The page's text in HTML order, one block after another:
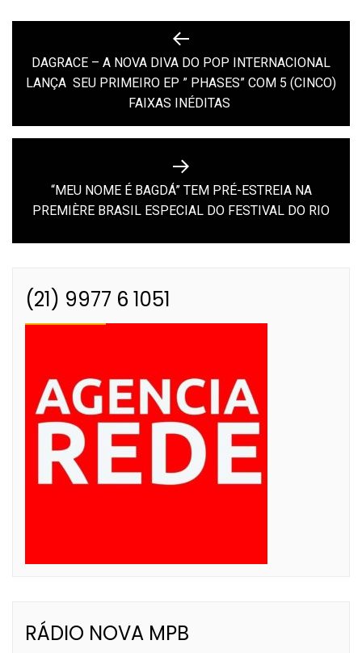
de
Previous
post:
DAGRACE – A NOVA DIVA DO POP INTERNACIONAL
LANÇA SEU PRIMEIRO EP ” PHASES” COM 5 (CINCO)
FAIXAS INÉDITAS
Next
post:
“MEU NOME É BAGDÁ” TEM PRÉ-ESTREIA NA
PREMIÈRE BRASIL ESPECIAL DO FESTIVAL DO RIO
(21) 9977 6 1051
RÁDIO NOVA MPB